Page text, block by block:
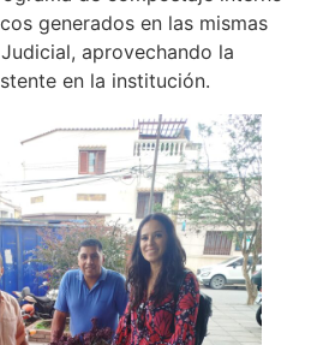
generados en las mismas
aprovechando la
en la institución.